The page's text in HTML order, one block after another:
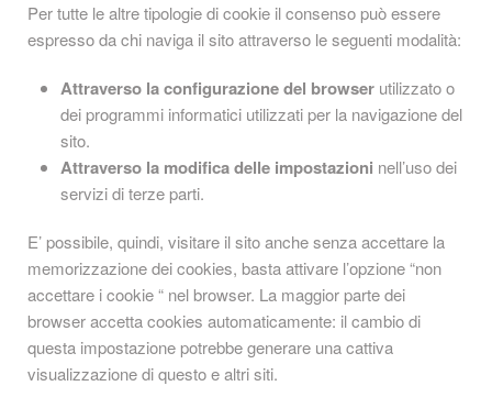
Per tutte le altre tipologie di cookie il consenso può essere
espresso da chi naviga il sito attraverso le seguenti modalità:
Attraverso la configurazione del browser utilizzato o
dei programmi informatici utilizzati per la navigazione del
sito.
Attraverso la modifica delle impostazioni nell’uso dei
servizi di terze parti.
E’ possibile, quindi, visitare il sito anche senza accettare la
memorizzazione dei cookies, basta attivare l’opzione “non
accettare i cookie “ nel browser. La maggior parte dei
browser accetta cookies automaticamente: il cambio di
questa impostazione potrebbe generare una cattiva
visualizzazione di questo e altri siti.